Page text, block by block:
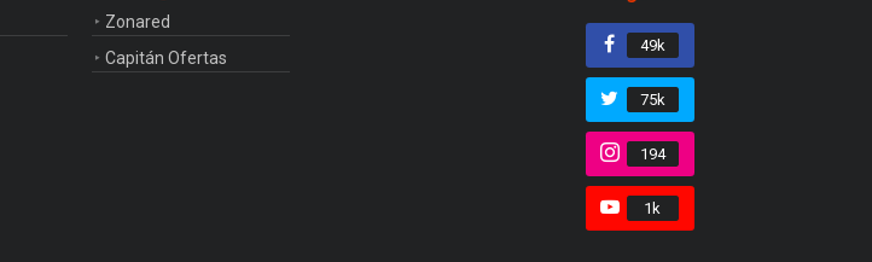
Zonared
Capitán Ofertas
49k
75k
194
1k